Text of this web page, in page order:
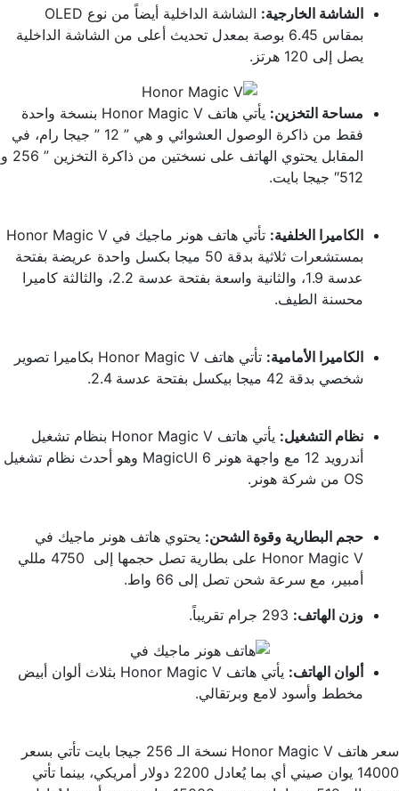
الشاشة الخارجية:
الشاشة الداخلية أيضاً من نوع OLED
بمقاس 6.45 بوصة بمعدل تحديث أعلى من الشاشة الداخلية
يصل إلى 120 هرتز.
مساحة التخزين:
يأتي هاتف Honor Magic V بنسخة واحدة
فقط من ذاكرة الوصول العشوائي و هي ” 12 ” جيجا رام، في
المقابل يحتوي الهاتف على نسختين من ذاكرة التخزين ” 256 و
512″ جيجا بايت.
الكاميرا الخلفية:
تأتي هاتف هونر ماجيك في Honor Magic V
بمستشعرات ثلاثية بدقة 50 ميجا بكسل واحدة عريضة بفتحة
عدسة 1.9، والثانية واسعة بفتحة عدسة 2.2، والثالثة كاميرا
محسنة الطيف.
الكاميرا الأمامية:
تأتي هاتف Honor Magic V بكاميرا تصوير
شخصي بدقة 42 ميجا بيكسل بفتحة عدسة 2.4.
نظام التشغيل:
يأتي هاتف Honor Magic V بنظام تشغيل
أندرويد 12 مع واجهة هونر MagicUI 6 وهو أحدث نظام تشغيل
OS من شركة هونر.
حجم البطارية وقوة الشحن: يحتوي هاتف هونر ماجيك في
Honor Magic V على بطارية تصل حجمها إلى 4750 مللي
أمبير، مع سرعة شحن تصل إلى 66 واط.
وزن الهاتف:
ألوان الهاتف:
يأتي هاتف Honor Magic V بثلاث ألوان أبيض
مخطط وأسود لامع وبرتقالي.
سعر هاتف Honor Magic V نسخة الـ 256 جيجا بايت تأتي بسعر
14000 يوان صيني أي بما يُعادل 2200 دولار أمريكي، بينما تأتي